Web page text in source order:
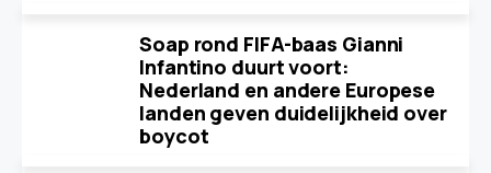
Soap rond FIFA-baas Gianni
Infantino duurt voort:
Nederland en andere Europese
landen geven duidelijkheid over
boycot